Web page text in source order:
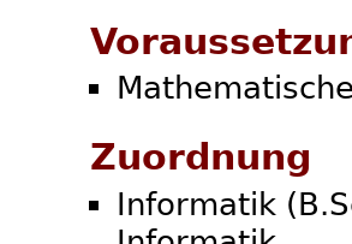
Zuordnung
Informatik